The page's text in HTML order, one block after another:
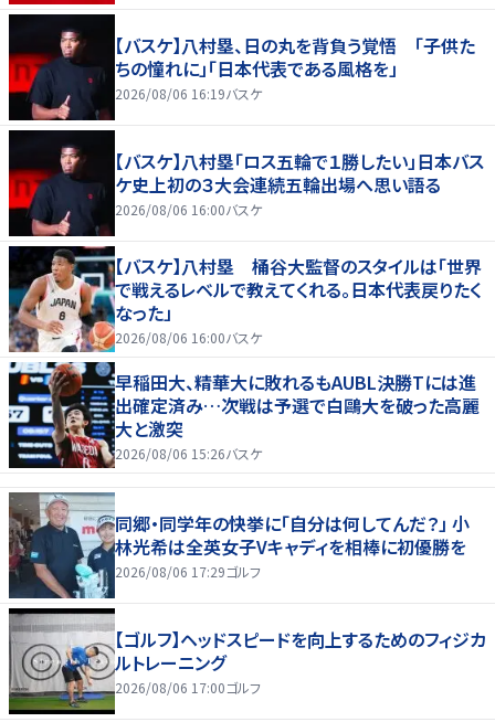
【バスケ】八村塁、日の丸を背負う覚悟 「子供た
ちの憧れに」「日本代表である風格を」
2026/08/06 16:19バスケ
【バスケ】八村塁「ロス五輪で１勝したい」日本バス
ケ史上初の３大会連続五輪出場へ思い語る
2026/08/06 16:00バスケ
【バスケ】八村塁 桶谷大監督のスタイルは「世界
で戦えるレベルで教えてくれる。日本代表戻りたく
なった」
2026/08/06 16:00バスケ
早稲田大、精華大に敗れるもAUBL決勝Tには進
出確定済み…次戦は予選で白鷗大を破った高麗
大と激突
2026/08/06 15:26バスケ
同郷・同学年の快挙に「自分は何してんだ？」 小
林光希は全英女子Vキャディを相棒に初優勝を
2026/08/06 17:29ゴルフ
【ゴルフ】ヘッドスピードを向上するためのフィジカ
ルトレーニング
2026/08/06 17:00ゴルフ